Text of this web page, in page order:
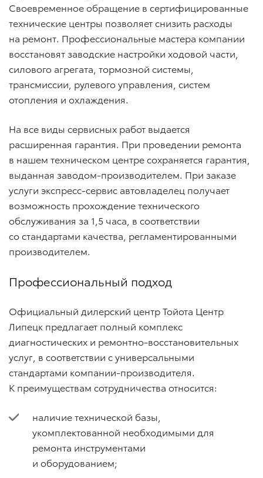
Своевременное обращение в сертифицированные
технические центры позволяет снизить расходы
на ремонт. Профессиональные мастера компании
восстановят заводские настройки ходовой части,
силового агрегата, тормозной системы,
трансмиссии, рулевого управления, систем
отопления и охлаждения.
На все виды сервисных работ выдается
расширенная гарантия. При проведении ремонта
в нашем техническом центре сохраняется гарантия,
выданная заводом-производителем. При заказе
услуги экспресс-сервис автовладелец получает
возможность прохождение технического
обслуживания за 1,5 часа, в соответствии
со стандартами качества, регламентированными
производителем.
Профессиональный подход
Официальный дилерский центр Тойота Центр
Липецк предлагает полный комплекс
диагностических и ремонтно-восстановительных
услуг, в соответствии с универсальными
стандартами компании-производителя.
К преимуществам сотрудничества относится:
наличие технической базы,
укомплектованной необходимыми для
ремонта инструментами
и оборудованием;